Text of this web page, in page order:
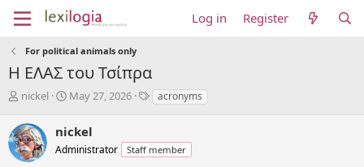
Log in Register
For political animals only
Η ΕΛΑΣ του Τσίπρα
T
r
e
a
nickel
S
r
t
May 27, 2026
T
s
acronyms
nickel
Administrator Staff member